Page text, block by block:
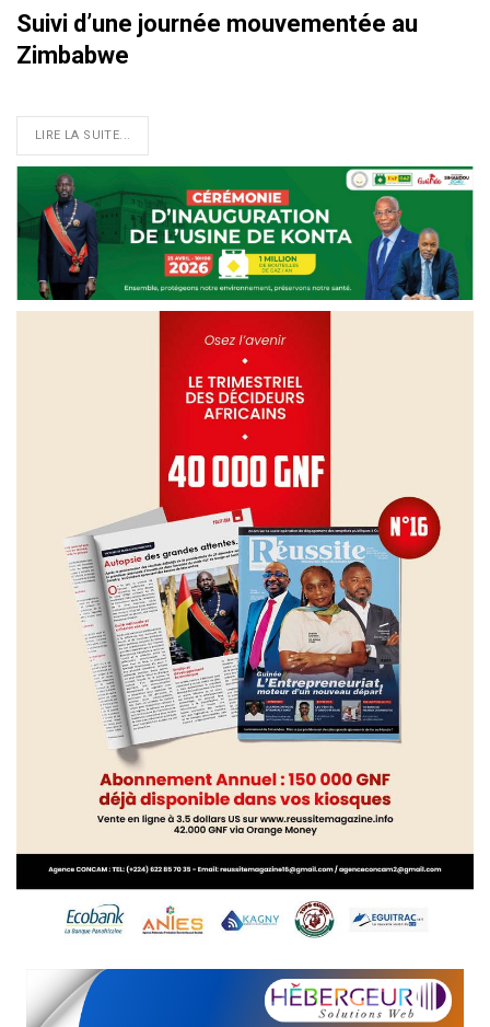
Suivi d’une journée mouvementée au
Zimbabwe
LIRE LA SUITE...